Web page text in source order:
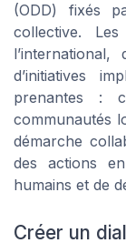
(ODD) fixés
collective.
d’initiatives
prenantes :
communautés
démarche
des actions
humains et de
Créer un